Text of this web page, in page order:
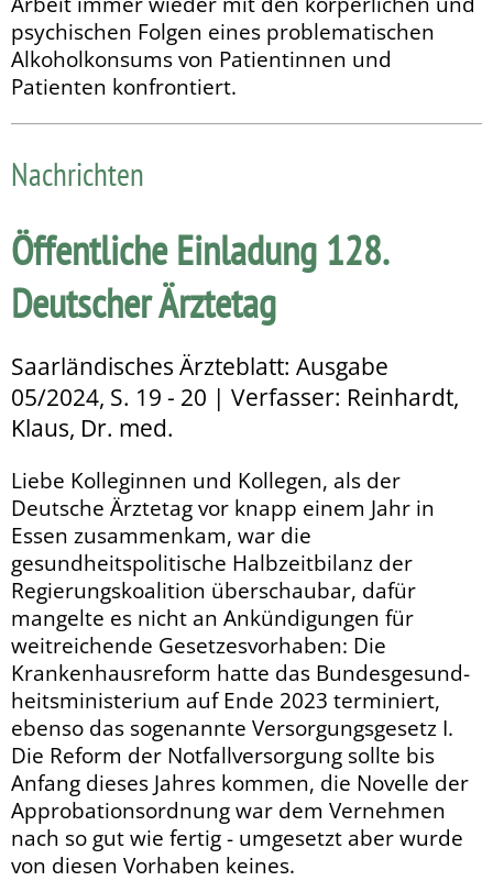
psychischen Folgen eines problematischen
Alkoholkonsums von Patientinnen und
Patienten konfrontiert.
Nachrichten
Öffentliche Einladung 128.
Deutscher Ärztetag
Saarländisches Ärzteblatt: Ausgabe
05/2024, S. 19 - 20 | Verfasser: Reinhardt,
Klaus, Dr. med.
Liebe Kolleginnen und Kollegen, als der
Deutsche Ärztetag vor knapp einem Jahr in
Essen zusammenkam, war die
gesundheitspolitische Halbzeitbilanz der
Regierungskoalition überschaubar, dafür
mangelte es nicht an Ankündigungen für
weitreichende Gesetzes­vor­ha­ben: Die
Krankenhausreform hatte das Bundesgesund­
heits­ministerium auf Ende 2023 terminiert,
ebenso das sogenannte Versorgungsgesetz I.
Die Reform der Notfallver­sor­gung sollte bis
Anfang dieses Jahres kommen, die Novelle der
Approbationsordnung war dem Vernehmen
nach so gut wie fertig - umgesetzt aber wurde
von diesen Vorhaben keines.